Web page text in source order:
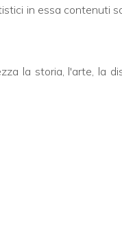
in essa contenuti
la storia, l'arte, la